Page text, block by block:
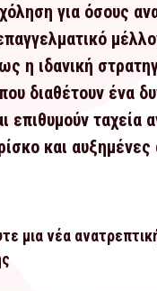
για όσους
η ιδανική
διαθέτουν ένα
επιθυμούν ταχεία
και αυξημένες
μια νέα